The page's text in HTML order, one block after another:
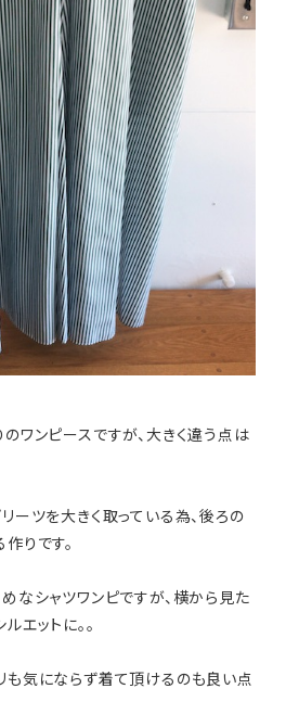
ワンピースですが、大きく違う点は
ーツを大きく取っている為、後ろの
りです。
なシャツワンピですが、横から見た
エットに。。
も気にならず着て頂けるのも良い点